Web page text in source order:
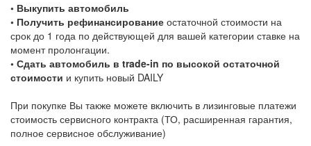
◦ Выкупить автомобиль
◦ Получить рефинансирование остаточной стоимости на
срок до 1 года по действующей для вашей категории ставке на
момент пролонгации.
◦ Сдать автомобиль в trade-in по высокой остаточной
стоимости и купить новый DAILY
При покупке Вы также можете включить в лизинговые платежи
стоимость сервисного контракта (ТО, расширенная гарантия,
полное сервисное обслуживание)